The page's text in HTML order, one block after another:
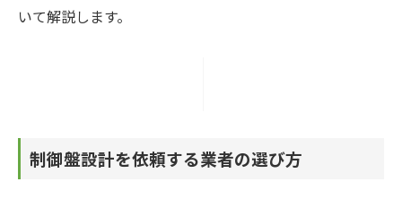
いて解説します。
制御盤設計を依頼する業者の選び方